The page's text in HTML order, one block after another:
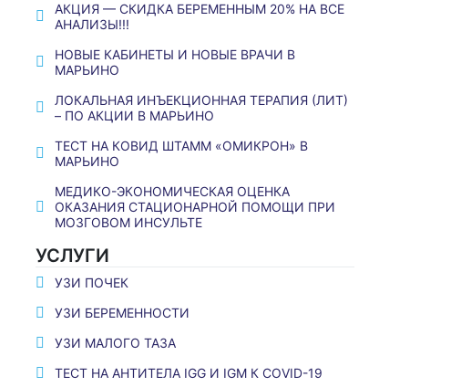
АКЦИЯ — СКИДКА БЕРЕМЕННЫМ 20% НА ВСЕ
АНАЛИЗЫ!!!
НОВЫЕ КАБИНЕТЫ И НОВЫЕ ВРАЧИ В
МАРЬИНО
ЛОКАЛЬНАЯ ИНЪЕКЦИОННАЯ ТЕРАПИЯ (ЛИТ)
– ПО АКЦИИ В МАРЬИНО
ТЕСТ НА КОВИД ШТАММ «ОМИКРОН» В
МАРЬИНО
МЕДИКО-ЭКОНОМИЧЕСКАЯ ОЦЕНКА
ОКАЗАНИЯ СТАЦИОНАРНОЙ ПОМОЩИ ПРИ
МОЗГОВОМ ИНСУЛЬТЕ
УСЛУГИ
УЗИ ПОЧЕК
УЗИ БЕРЕМЕННОСТИ
УЗИ МАЛОГО ТАЗА
ТЕСТ НА АНТИТЕЛА IGG И IGM К COVID-19